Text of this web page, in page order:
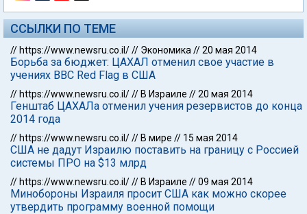
ССЫЛКИ ПО ТЕМЕ
// https://www.newsru.co.il/// Экономика //20 мая 2014
Борьба за бюджет: ЦАХАЛ отменил свое участие в
учениях ВВС Red Flag в США
// https://www.newsru.co.il/// В Израиле //20 мая 2014
Генштаб ЦАХАЛа отменил учения резервистов до конца
2014 года
// https://www.newsru.co.il/// В мире // 15 мая 2014
США не дадут Израилю поставить на границу с Россией
системы ПРО на $13 млрд
// https://www.newsru.co.il/// В Израиле //09 мая 2014
Минобороны Израиля просит США как можно скорее
утвердить программу военной помощи